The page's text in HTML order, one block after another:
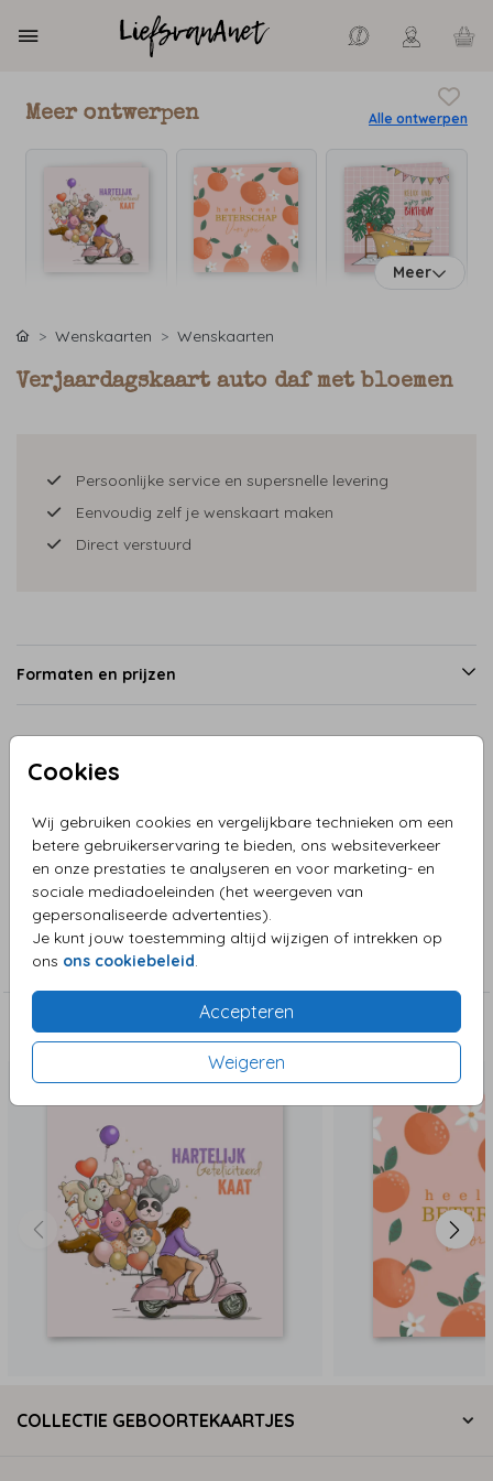
Cookies
Wij gebruiken cookies en vergelijkbare technieken om een
betere gebruikerservaring te bieden, ons websiteverkeer
en onze prestaties te analyseren en voor marketing- en
sociale mediadoeleinden (het weergeven van
gepersonaliseerde advertenties).
Je kunt jouw toestemming altijd wijzigen of intrekken op
ons ons cookiebeleid.
Accepteren
Weigeren
Meer ontwerpen Alle ontwerpen
Meer
Wenskaarten Wenskaarten
Verjaardagskaart auto daf met bloemen
Persoonlijke service en supersnelle levering
Eenvoudig zelf je wenskaart maken
Direct verstuurd
Formaten en prijzen
Productinformatie
Omschrijving
Verjaardagskaart auto dafje met bloemen
Collectie
Wenskaarten
Deze zijn ook leuk!
COLLECTIE GEBOORTEKAARTJES